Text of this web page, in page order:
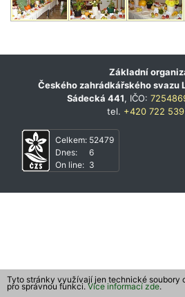
Základní
Českého zahrádkářského svazu
Sádecká 441, IČO:
tel. +420 722
Celkem:
Dnes:
On line:
52479
6
3
Tyto stránky využívají jen technické soubory
pro správnou funkci. Více informací zde.